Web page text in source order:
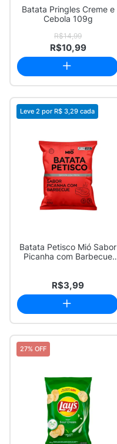
Batata Pringles Creme e
Cebola 109g
R$14,99
R$10,99
Leve 2 por R$ 3,29 cada
Batata Petisco Mió Sabor
Picanha com Barbecue
R$3,99
27% OFF